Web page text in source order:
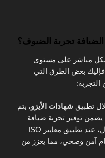
تجربة الضيوف؟
مباشر على مستوى
بعض الطرق التي
تطبيق شهادات الأيزو، يتم
توفير تجربة ضيافة
متميزة للضيوف. على سبيل المثال، عند تطبيق معايير ISO
طعام آمن وصحي، مما يعزز من